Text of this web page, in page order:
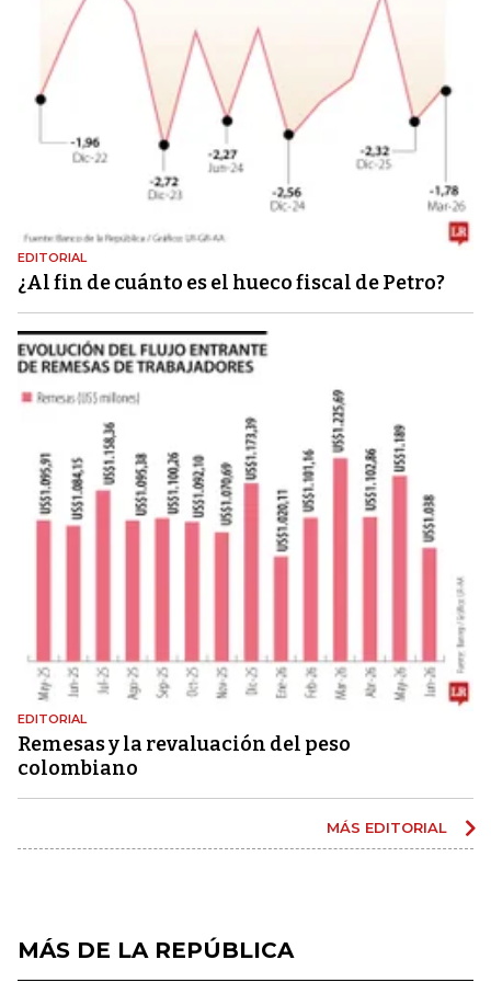
EDITORIAL
¿Al fin de cuánto es el hueco fiscal de Petro?
EDITORIAL
Remesas y la revaluación del peso
colombiano
MÁS EDITORIAL
MÁS DE LA REPÚBLICA